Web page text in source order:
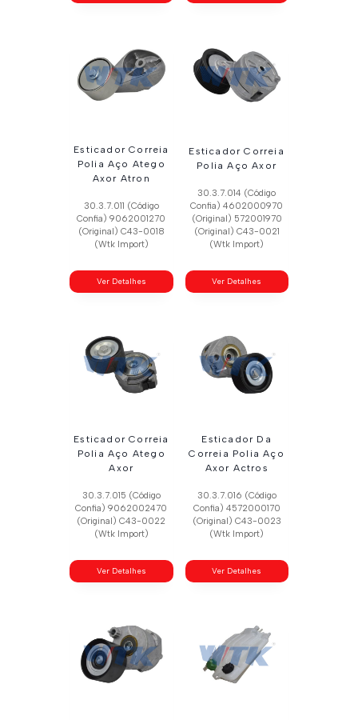
Esticador Correia
Polia Aço Atego
Axor Atron
30.3.7.011 (Código
Confia) 9062001270
(Original) C43-0018
(Wtk Import)
Ver Detalhes
Esticador Correia
Polia Aço Axor
30.3.7.014 (Código
Confia) 4602000970
(Original) 572001970
(Original) C43-0021
(Wtk Import)
Ver Detalhes
Esticador Correia
Polia Aço Atego
Axor
30.3.7.015 (Código
Confia) 9062002470
(Original) C43-0022
(Wtk Import)
Ver Detalhes
Esticador Da
Correia Polia Aço
Axor Actros
30.3.7.016 (Código
Confia) 4572000170
(Original) C43-0023
(Wtk Import)
Ver Detalhes